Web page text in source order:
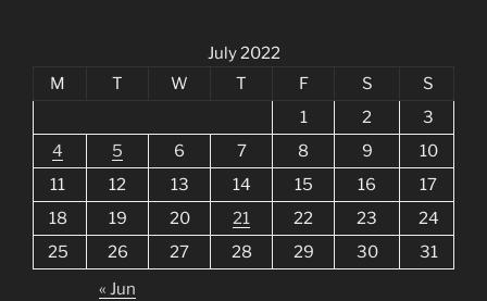
July 2022
M
T W T F S
S
1
2
3
4
5 6 7 8 9
10
11
12 13 14 15 16
17
18
19 20 21 22 23
24
25
26 27 28 29 30
31
« Jun